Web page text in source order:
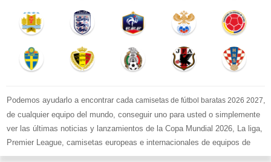
Podemos ayudarlo a encontrar cada camisetas de fútbol baratas 2026 2027,
de cualquier equipo del mundo, conseguir uno para usted o simplemente
ver las últimas noticias y lanzamientos de la Copa Mundial 2026, La liga,
Premier League, camisetas europeas e internacionales de equipos de
fútbol y kits.